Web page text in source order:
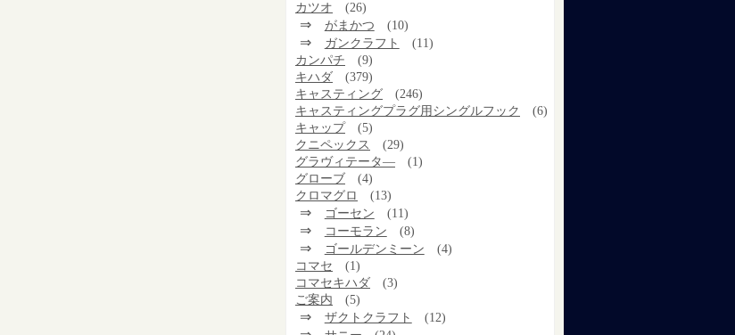
カツオ
(26)
⇒ がまかつ (10)
⇒ ガンクラフト
(11)
カンパチ
(9)
キハダ
(379)
キャスティング
(246)
キャスティングプラグ用シングルフック
(6)
キャップ
(5)
クニペックス
(29)
グラヴィテータ―
(1)
グローブ
(4)
クロマグロ
(13)
⇒ ゴーセン (11)
⇒ コーモラン (8)
⇒ ゴールデンミーン
(4)
コマセ
(1)
コマセキハダ
(3)
ご案内
(5)
⇒ ザクトクラフト (12)